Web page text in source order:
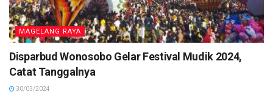
MAGELANG RAYA
Disparbud Wonosobo Gelar Festival Mudik 2024,
Catat Tanggalnya
30/03/2024